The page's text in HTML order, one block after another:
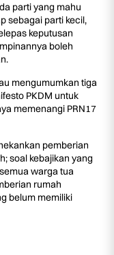
parti yang mahu
sebagai parti kecil,
keputusan
boleh
mengumumkan tiga
PKDM untuk
memenangi PRN17
pemberian
soal kebajikan yang
warga tua
rumah
belum memiliki